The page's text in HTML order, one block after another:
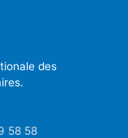
des
58 58